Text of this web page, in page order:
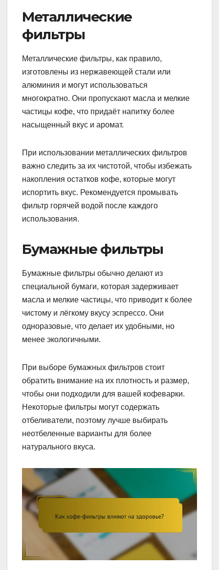
Металлические
фильтры
Металлические фильтры, как правило,
изготовлены из нержавеющей стали или
алюминия и могут использоваться
многократно. Они пропускают масла и мелкие
частицы кофе, что придаёт напитку более
насыщенный вкус и аромат.
При использовании металлических фильтров
важно следить за их чистотой, чтобы избежать
накопления остатков кофе, которые могут
испортить вкус. Рекомендуется промывать
фильтр горячей водой после каждого
использования.
Бумажные фильтры
Бумажные фильтры обычно делают из
специальной бумаги, которая задерживает
масла и мелкие частицы, что приводит к более
чистому и лёгкому вкусу эспрессо. Они
одноразовые, что делает их удобными, но
менее экологичными.
При выборе бумажных фильтров стоит
обратить внимание на их плотность и размер,
чтобы они подходили для вашей кофеварки.
Некоторые фильтры могут содержать
отбеливатели, поэтому лучше выбирать
неотбеленные варианты для более
натурального вкуса.